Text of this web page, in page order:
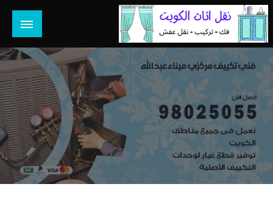
التخطي
إلى
المحتوى
هل تبحث
هل تبحث عن أفضل خدمات بالكويت؟ خدمة فك نقل تركيب صيانة
تصليح جميع الخدمات المنزلية في الكويت